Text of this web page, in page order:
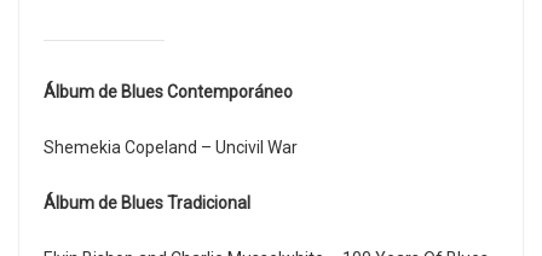
Álbum de Blues Contemporáneo
Shemekia Copeland – Uncivil War
Álbum de Blues Tradicional